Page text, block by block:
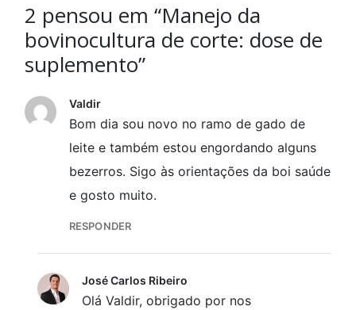
2 pensou em “Manejo da
bovinocultura de corte: dose de
suplemento”
Valdir
Bom dia sou novo no ramo de gado de
leite e também estou engordando alguns
bezerros. Sigo às orientações da boi saúde
e gosto muito.
RESPONDER
José Carlos Ribeiro
Olá Valdir, obrigado por nos